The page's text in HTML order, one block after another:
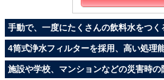
手動で、一度にたくさんの飲料水をつ
4筒式浄水フィルターを採用、高い処理
施設や学校、マンションなどの災害時